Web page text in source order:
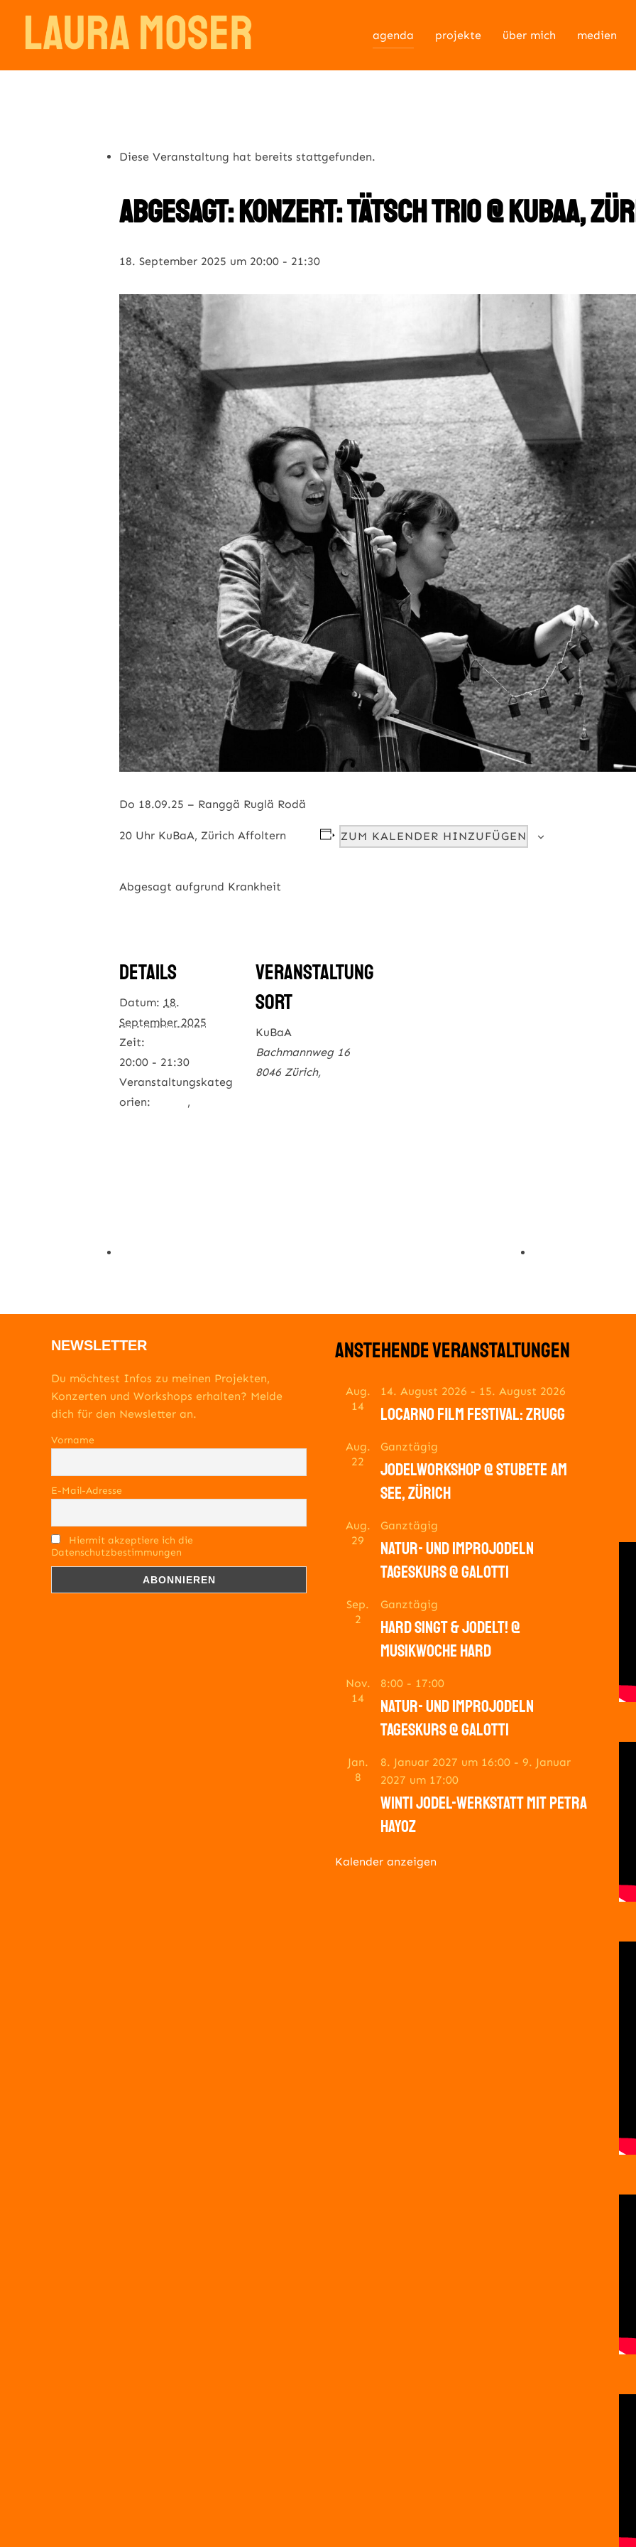
springen
agenda projekte über mich medien
Diese Veranstaltung hat bereits stattgefunden.
abgesagt: konzert: tätsch trio @ kubaa,
18. September 2025 um 20:00 - 21:30
Do 18.09.25 – Ranggä Ruglä Rodä
20 Uhr KuBaA, Zürich Affoltern
Abgesagt aufgrund Krankheit
ZUM KALENDER HINZUFÜGEN
details
Datum: 18.
September 2025
Zeit:
20:00 - 21:30
Veranstaltungskateg
orien:
,
veranstaltung
sort
KuBaA
Bachmannweg 16
8046 Zürich,
NEWSLETTER
Du möchtest Infos zu meinen Projekten,
Konzerten und Workshops erhalten? Melde
dich für den Newsletter an.
Vorname
E-Mail-Adresse
Hiermit akzeptiere ich die
Datenschutzbestimmungen
anstehende veranstaltungen
Aug.
14
14. August 2026 - 15. August 2026
locarno film festival: zrugg
Aug.
22
Ganztägig
jodelworkshop @ stubete am
see, zürich
Aug.
29
Ganztägig
natur- und improjodeln
tageskurs @ galotti
Sep.
2
Ganztägig
hard singt & jodelt! @
musikwoche hard
Nov.
14
8:00 - 17:00
natur- und improjodeln
tageskurs @ galotti
Jan.
8
8. Januar 2027 um 16:00 - 9. Januar
2027 um 17:00
winti jodel-werkstatt mit petra
hayoz
Kalender anzeigen